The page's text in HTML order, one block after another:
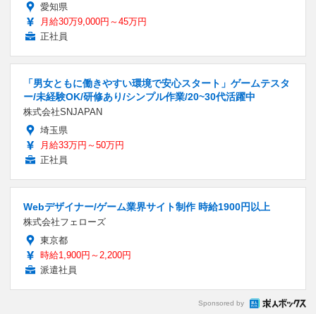
愛知県
月給30万9,000円～45万円
正社員
「男女ともに働きやすい環境で安心スタート」ゲームテスタ
ー/未経験OK/研修あり/シンプル作業/20~30代活躍中
株式会社SNJAPAN
埼玉県
月給33万円～50万円
正社員
Webデザイナー/ゲーム業界サイト制作 時給1900円以上
株式会社フェローズ
東京都
時給1,900円～2,200円
派遣社員
Sponsored by